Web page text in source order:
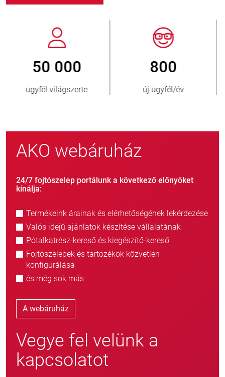
800
új ügyfél/év
> 3 500 000
eladott egység
AKO webáruház
24/7 fojtószelep portálunk a következő előnyöket
kínálja:
Termékeink árainak és elérhetőségének lekérdezése
Valós idejű ajánlatok készítése vállalatának
Pótalkatrész-kereső és kiegészítő-kereső
Fojtószelepek és tartozékok közvetlen
konfigurálása
és még sok más
A webáruház
Vegye fel velünk a
kapcsolatot